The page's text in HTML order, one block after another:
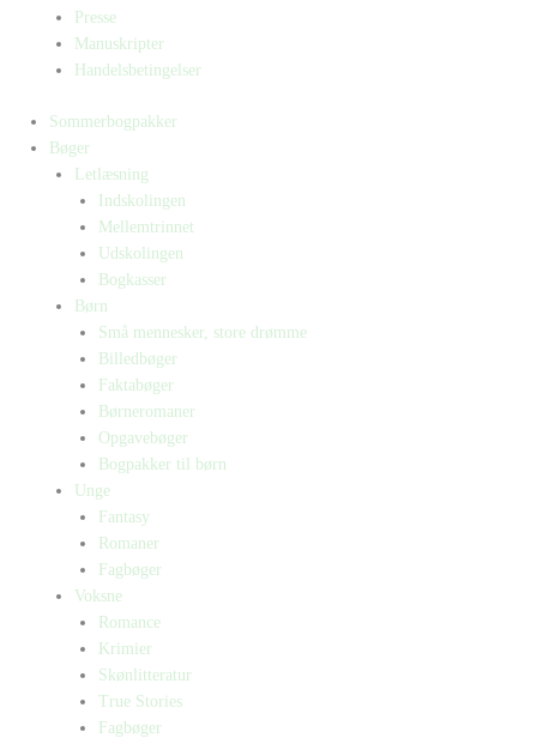
Presse
Manuskripter
Handelsbetingelser
Sommerbogpakker
Bøger
Letlæsning
Indskolingen
Mellemtrinnet
Udskolingen
Bogkasser
Børn
Små mennesker, store drømme
Billedbøger
Faktabøger
Børneromaner
Opgavebøger
Bogpakker til børn
Unge
Fantasy
Romaner
Fagbøger
Voksne
Romance
Krimier
Skønlitteratur
True Stories
Fagbøger